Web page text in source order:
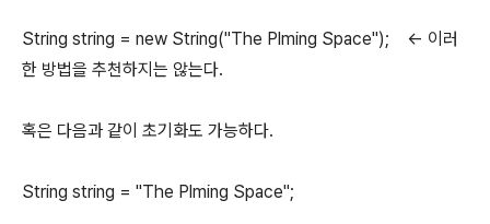
String string = new String("The Plming Space"); ← 이러
한 방법을 추천하지는 않는다.
혹은 다음과 같이 초기화도 가능하다.
String string = "The Plming Space";